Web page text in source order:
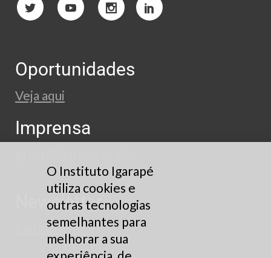
Oportunidades
Veja aqui
Imprensa
Newsletter
Cadastre-se
O Instituto Igarapé
utiliza cookies e
outras tecnologias
semelhantes para
melhorar a sua